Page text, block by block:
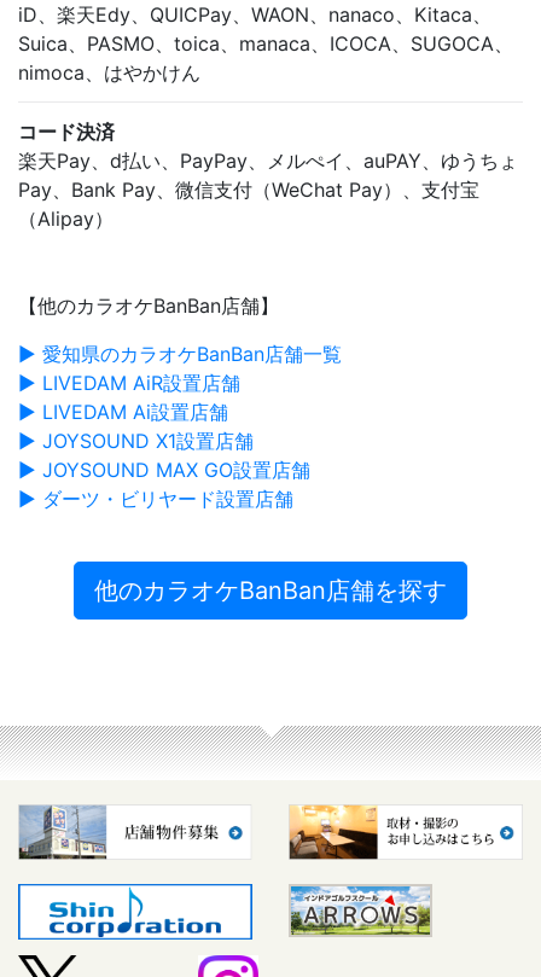
iD、楽天Edy、QUICPay、WAON、nanaco、Kitaca、
Suica、PASMO、toica、manaca、ICOCA、SUGOCA、
nimoca、はやかけん
コード決済
楽天Pay、d払い、PayPay、メルぺイ、auPAY、ゆうちょ
Pay、Bank Pay、微信支付（WeChat Pay）、支付宝
（Alipay）
【他のカラオケBanBan店舗】
▶ 愛知県のカラオケBanBan店舗一覧
▶ LIVEDAM AiR設置店舗
▶ LIVEDAM Ai設置店舗
▶ JOYSOUND X1設置店舗
▶ JOYSOUND MAX GO設置店舗
▶ ダーツ・ビリヤード設置店舗
他のカラオケBanBan店舗を探す